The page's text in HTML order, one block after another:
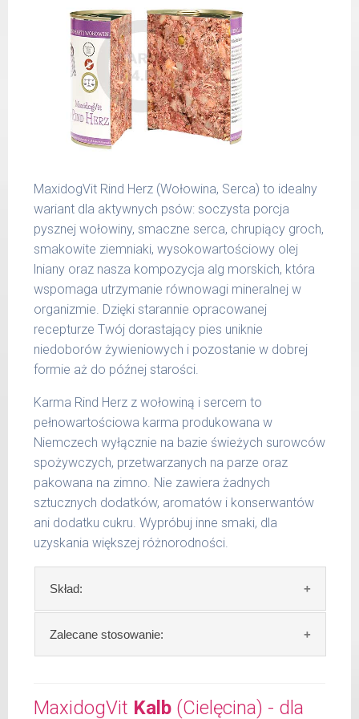
wilgotność 78,00 %
wapń 0,41 %
fosfor 0,23 %
Produkty pochodzenia zwierzęcego
dodawane do naszych karm są składnikami
spożywczymi takimi jak: żołądek, wątroba,
serce, podgardle.
waga
psa
dzienna
porcja
do 5
200 g
6 - 14
kg
300 g
25 kg
26 -
35 kg
800 g
36 -
50 kg
1000 g
51 -
1200 g
Podane liczby są wartościami orientacyjnymi.
Indywidualne potrzeby zależne są od rasy,
aktywności, warunków hodowli oraz innych
czynników.
Waga netto/Nr art.: 200 g/1002 | 400
g/1018 | 800 g/1026
MaxidogVit Rind Herz (Wołowina, Serca) to idealny
wariant dla aktywnych psów: soczysta porcja
pysznej wołowiny, smaczne serca, chrupiący groch,
smakowite ziemniaki, wysokowartościowy olej
lniany oraz nasza kompozycja alg morskich, która
wspomaga utrzymanie równowagi mineralnej w
organizmie. Dzięki starannie opracowanej
recepturze Twój dorastający pies uniknie
niedoborów żywieniowych i pozostanie w dobrej
formie aż do późnej starości.
Karma Rind Herz z wołowiną i sercem to
pełnowartościowa karma produkowana w
Niemczech wyłącznie na bazie świeżych surowców
spożywczych, przetwarzanych na parze oraz
pakowana na zimno. Nie zawiera żadnych
sztucznych dodatków, aromatów i konserwantów
ani dodatku cukru. Wypróbuj inne smaki, dla
uzyskania większej różnorodności.
Skład:
Skład:mięso i produkty pochodzenia
zwierzęcego: 69% wołowina, 4% ziemniaki, 2%
Szczegółowa analiza składu:
Zalecane stosowanie:
świeży posiłek, oferujemy różne objętości
MaxidogVit Kalb (Cielęcina) - dla